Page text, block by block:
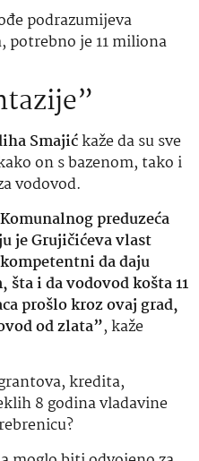
podrazumijeva
potrebno je 11 miliona
Smajićkaže da su sve
on s bazenom, tako i
vodovod.
preduzeća
je Grujičićeva vlast
da daju
i da vodovod košta 11
prošlo kroz ovaj grad,
od zlata”, kaže
kredita,
8 godina vladavine